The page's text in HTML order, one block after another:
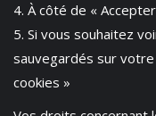
4. À côté de «
5. Si vous souhaitez
sauvegardés sur
cookies »